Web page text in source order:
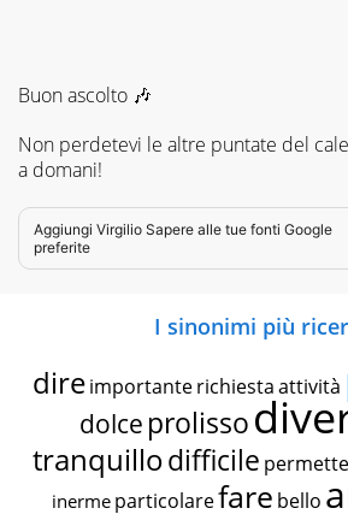
più
con
un
semplice
e
immediato
multimediali
a
supporto
spiegazione
​Buon ascolto 🎶
Non perdetevi le altre puntate del
a domani!
Aggiungi Virgilio Sapere alle tue fonti Google
preferite
I sinonimi più
dire importante richiestaattività
dolce prolisso
tranquillodifficile
inerme particolarefare bello